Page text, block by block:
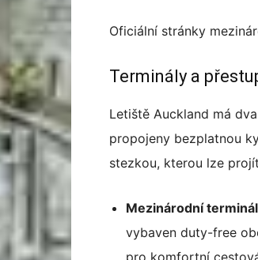
Oficiální stránky
Terminály a
Letiště Auckland má
propojeny bezplatnou
stezkou, kterou lze
Mezinárodní terminál
vybaven duty-free
pro komfortní